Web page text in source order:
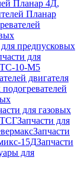
Планар 4Д,
Планар
предпусковых
для
10-М5
двигателя
для газовых
Запчасти для
Запчасти
15ДЗапчасти
для